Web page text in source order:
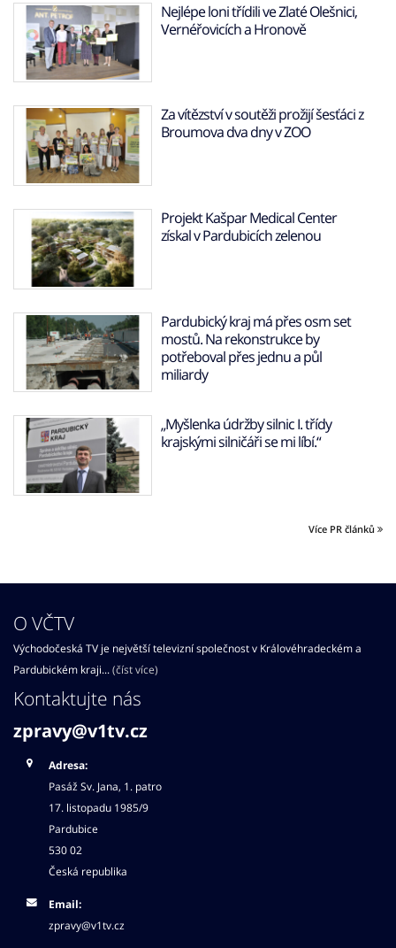
Nejlépe loni třídili ve Zlaté Olešnici,
Vernéřovicích a Hronově
Za vítězství v soutěži prožijí šesťáci z
Broumova dva dny v ZOO
Projekt Kašpar Medical Center
získal v Pardubicích zelenou
Pardubický kraj má přes osm set
mostů. Na rekonstrukce by
potřeboval přes jednu a půl
miliardy
„Myšlenka údržby silnic I. třídy
krajskými silničáři se mi líbí.“
Více PR článků
O VČTV
Východočeská TV je největší televizní společnost v Královéhradeckém a
Pardubickém kraji... (číst více)
Kontaktujte nás
zpravy@v1tv.cz
Adresa:
Pasáž Sv. Jana, 1. patro
17. listopadu 1985/9
Pardubice
530 02
Česká republika
Email:
zpravy@v1tv.cz